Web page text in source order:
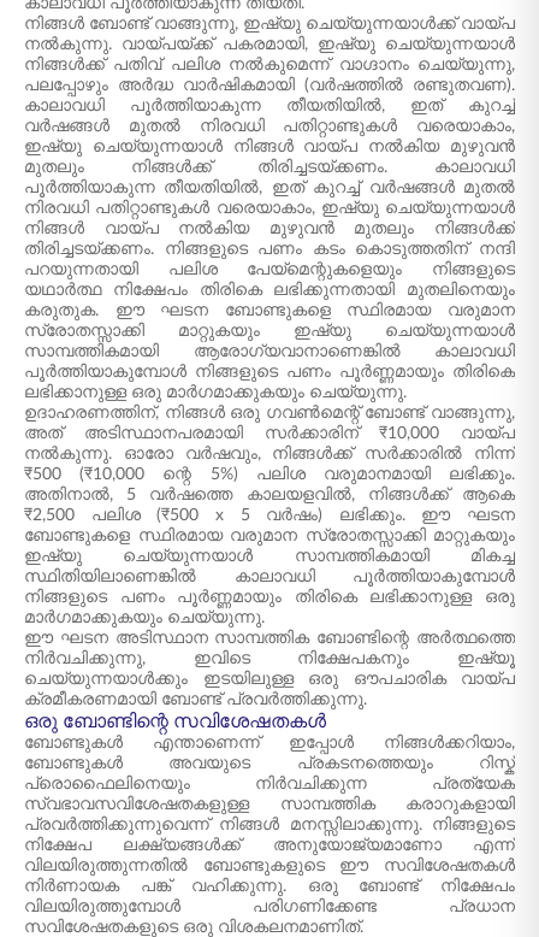
കാലാവധി പൂർത്തിയാകുന്ന തീയതി.
നിങ്ങൾ ബോണ്ട് വാങ്ങുന്നു, ഇഷ്യു ചെയ്യുന്നയാൾക്ക് വായ്‌പ
നൽകുന്നു. വായ്‌പയ്ക്ക് പകരമായി, ഇഷ്യു ചെയ്യുന്നയാൾ
നിങ്ങൾക്ക് പതിവ് പലിശ നൽകുമെന്ന് വാഗ്ദാനം ചെയ്യുന്നു,
പലപ്പോഴും അർദ്ധ വാർഷികമായി (വർഷത്തിൽ രണ്ടുതവണ).
കാലാവധി പൂർത്തിയാകുന്ന തീയതിയിൽ, ഇത് കുറച്ച്
വർഷങ്ങൾ മുതൽ നിരവധി പതിറ്റാണ്ടുകൾ വരെയാകാം,
ഇഷ്യു ചെയ്യുന്നയാൾ നിങ്ങൾ വായ്‌പ നൽകിയ മുഴുവൻ
മുതലും നിങ്ങൾക്ക് തിരിച്ചടയ്ക്കണം. കാലാവധി
പൂർത്തിയാകുന്ന തീയതിയിൽ, ഇത് കുറച്ച് വർഷങ്ങൾ മുതൽ
നിരവധി പതിറ്റാണ്ടുകൾ വരെയാകാം, ഇഷ്യു ചെയ്യുന്നയാൾ
നിങ്ങൾ വായ്പ നൽകിയ മുഴുവൻ മുതലും നിങ്ങൾക്ക്
തിരിച്ചടയ്ക്കണം. നിങ്ങളുടെ പണം കടം കൊടുത്തതിന് നന്ദി
പറയുന്നതായി പലിശ പേയ്‌മെന്റുകളെയും നിങ്ങളുടെ
യഥാർത്ഥ നിക്ഷേപം തിരികെ ലഭിക്കുന്നതായി മുതലിനെയും
കരുതുക. ഈ ഘടന ബോണ്ടുകളെ സ്ഥിരമായ വരുമാന
സ്രോതസ്സാക്കി മാറ്റുകയും ഇഷ്യു ചെയ്യുന്നയാൾ
സാമ്പത്തികമായി ആരോഗ്യവാനാണെങ്കിൽ കാലാവധി
പൂർത്തിയാകുമ്പോൾ നിങ്ങളുടെ പണം പൂർണ്ണമായും തിരികെ
ലഭിക്കാനുള്ള ഒരു മാർഗമാക്കുകയും ചെയ്യുന്നു.
ഉദാഹരണത്തിന്, നിങ്ങൾ ഒരു ഗവൺമെന്റ് ബോണ്ട് വാങ്ങുന്നു,
അത് അടിസ്ഥാനപരമായി സർക്കാരിന് ₹10,000 വായ്പ
നൽകുന്നു. ഓരോ വർഷവും, നിങ്ങൾക്ക് സർക്കാരിൽ നിന്ന്
₹500 (₹10,000 ന്റെ 5%) പലിശ വരുമാനമായി ലഭിക്കും.
അതിനാൽ, 5 വർഷത്തെ കാലയളവിൽ, നിങ്ങൾക്ക് ആകെ
₹2,500 പലിശ (₹500 x 5 വർഷം) ലഭിക്കും. ഈ ഘടന
ബോണ്ടുകളെ സ്ഥിരമായ വരുമാന സ്രോതസ്സാക്കി മാറ്റുകയും
ഇഷ്യു ചെയ്യുന്നയാൾ സാമ്പത്തികമായി മികച്ച
സ്ഥിതിയിലാണെങ്കിൽ കാലാവധി പൂർത്തിയാകുമ്പോൾ
നിങ്ങളുടെ പണം പൂർണ്ണമായും തിരികെ ലഭിക്കാനുള്ള ഒരു
മാർഗമാക്കുകയും ചെയ്യുന്നു.
ഈ ഘടന അടിസ്ഥാന സാമ്പത്തിക ബോണ്ടിന്റെ അർത്ഥത്തെ
നിർവചിക്കുന്നു, ഇവിടെ നിക്ഷേപകനും ഇഷ്യൂ
ചെയ്യുന്നയാൾക്കും ഇടയിലുള്ള ഒരു ഔപചാരിക വായ്‌പ
ക്രമീകരണമായി ബോണ്ട് പ്രവർത്തിക്കുന്നു.
ഒരു ബോണ്ടിന്റെ സവിശേഷതകൾ
ബോണ്ടുകൾ എന്താണെന്ന് ഇപ്പോൾ നിങ്ങൾക്കറിയാം,
ബോണ്ടുകൾ അവയുടെ പ്രകടനത്തെയും റിസ്ക്
പ്രൊഫൈലിനെയും നിർവചിക്കുന്ന പ്രത്യേക
സ്വഭാവസവിശേഷതകളുള്ള സാമ്പത്തിക കരാറുകളായി
പ്രവർത്തിക്കുന്നുവെന്ന് നിങ്ങൾ മനസ്സിലാക്കുന്നു. നിങ്ങളുടെ
നിക്ഷേപ ലക്ഷ്യങ്ങൾക്ക് അനുയോജ്യമാണോ എന്ന്
വിലയിരുത്തുന്നതിൽ ബോണ്ടുകളുടെ ഈ സവിശേഷതകൾ
നിർണായക പങ്ക് വഹിക്കുന്നു. ഒരു ബോണ്ട് നിക്ഷേപം
വിലയിരുത്തുമ്പോൾ പരിഗണിക്കേണ്ട പ്രധാന
സവിശേഷതകളുടെ ഒരു വിശകലനമാണിത്.